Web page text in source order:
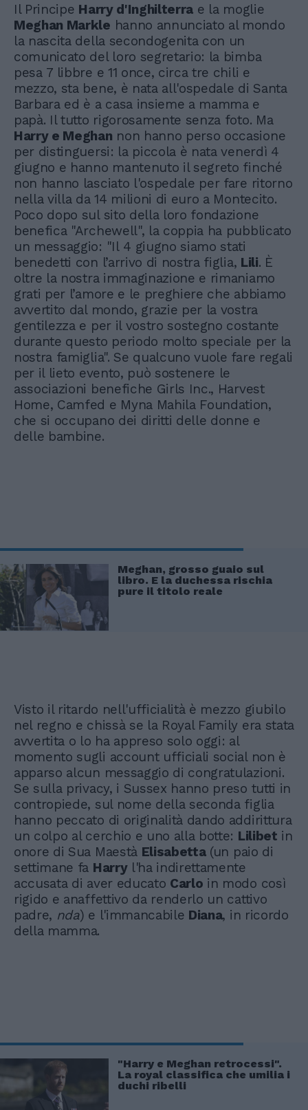
Il Principe Harry d'Inghilterra e la moglie
Meghan Markle hanno annunciato al mondo
la nascita della secondogenita con un
comunicato del loro segretario: la bimba
pesa 7 libbre e 11 once, circa tre chili e
mezzo, sta bene, è nata all'ospedale di Santa
Barbara ed è a casa insieme a mamma e
papà. Il tutto rigorosamente senza foto. Ma
Harry e Meghan non hanno perso occasione
per distinguersi: la piccola è nata venerdì 4
giugno e hanno mantenuto il segreto finché
non hanno lasciato l'ospedale per fare ritorno
nella villa da 14 milioni di euro a Montecito.
Poco dopo sul sito della loro fondazione
benefica "Archewell", la coppia ha pubblicato
un messaggio: "Il 4 giugno siamo stati
benedetti con l’arrivo di nostra figlia, Lili. È
oltre la nostra immaginazione e rimaniamo
grati per l’amore e le preghiere che abbiamo
avvertito dal mondo, grazie per la vostra
gentilezza e per il vostro sostegno costante
durante questo periodo molto speciale per la
nostra famiglia". Se qualcuno vuole fare regali
per il lieto evento, può sostenere le
associazioni benefiche Girls Inc., Harvest
Home, Camfed e Myna Mahila Foundation,
che si occupano dei diritti delle donne e
delle bambine.
Meghan, grosso guaio sul
libro. E la duchessa rischia
pure il titolo reale
Visto il ritardo nell'ufficialità è mezzo giubilo
nel regno e chissà se la Royal Family era stata
avvertita o lo ha appreso solo oggi: al
momento sugli account ufficiali social non è
apparso alcun messaggio di congratulazioni.
Se sulla privacy, i Sussex hanno preso tutti in
contropiede, sul nome della seconda figlia
hanno peccato di originalità dando addirittura
un colpo al cerchio e uno alla botte: Lilibet in
onore di Sua Maestà Elisabetta(un paio di
settimane fa Harryl'ha indirettamente
accusata di aver educato Carlo in modo così
rigido e anaffettivo da renderlo un cattivo
padre, nda) e l'immancabile Diana, in ricordo
della mamma.
"Harry e Meghan retrocessi".
La royal classifica che umilia i
duchi ribelli